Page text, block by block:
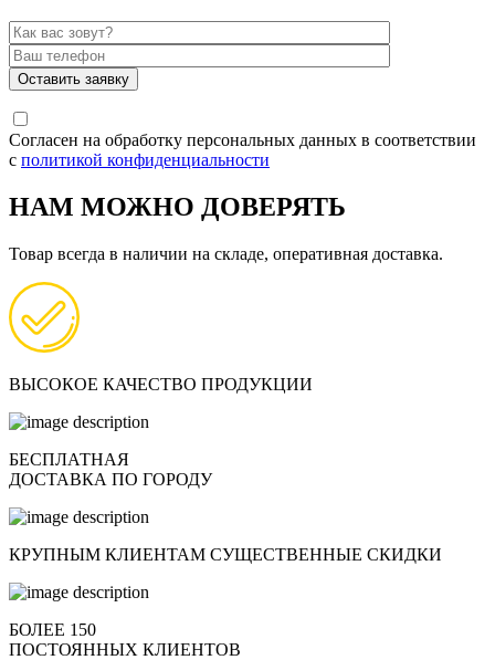
Согласен на обработку персональных данных в соответствии
с политикой конфиденциальности
НАМ МОЖНО ДОВЕРЯТЬ
Товар всегда в наличии на складе, оперативная доставка.
ВЫСОКОЕ КАЧЕСТВО ПРОДУКЦИИ
БЕСПЛАТНАЯ
ДОСТАВКА ПО ГОРОДУ
КРУПНЫМ КЛИЕНТАМ СУЩЕСТВЕННЫЕ СКИДКИ
БОЛЕЕ 150
ПОСТОЯННЫХ КЛИЕНТОВ